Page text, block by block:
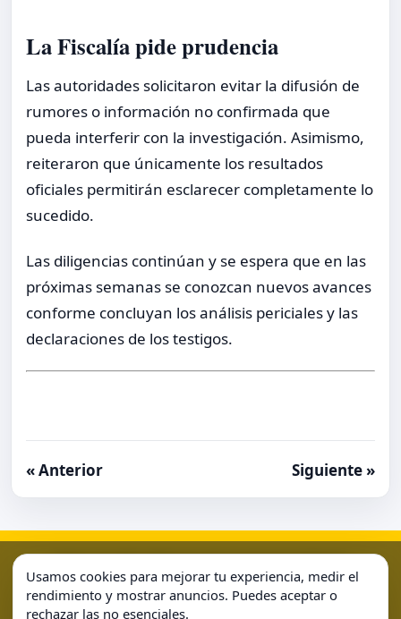
La Fiscalía pide prudencia
Las autoridades solicitaron evitar la difusión de
rumores o información no confirmada que
pueda interferir con la investigación. Asimismo,
reiteraron que únicamente los resultados
oficiales permitirán esclarecer completamente lo
sucedido.
Las diligencias continúan y se espera que en las
próximas semanas se conozcan nuevos avances
conforme concluyan los análisis periciales y las
declaraciones de los testigos.
« Anterior Siguiente »
Política de CookiesPolítica de PrivacidadSample Page
Usamos cookies para mejorar tu experiencia, medir el
rendimiento y mostrar anuncios. Puedes aceptar o
rechazar las no esenciales.